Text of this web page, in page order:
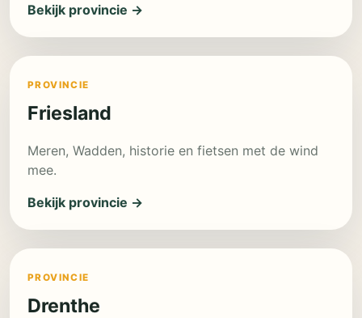
Bekijk provincie →
PROVINCIE
Friesland
Meren, Wadden, historie en fietsen met de wind
mee.
Bekijk provincie →
PROVINCIE
Drenthe